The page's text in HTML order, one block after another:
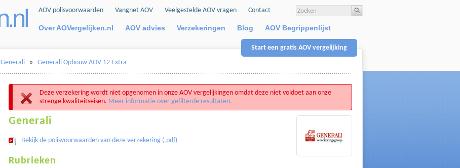
AOV polisvoorwaarden Vangnet AOV Veelgestelde AOV vragen Contact
Over AOVergelijken.nl AOV advies Verzekeringen Blog AOV Begrippenlijst
Start een gratis AOV vergelijking
Generali » Generali Opbouw AOV-12 Extra
Deze verzekering wordt niet opgenomen in onze AOV vergelijkingen omdat deze niet voldoet aan onze
strenge kwaliteitseisen. Meer informatie over gefilterde resultaten.
Generali
Bekijk de polisvoorwaarden van deze verzekering (.pdf)
Rubrieken